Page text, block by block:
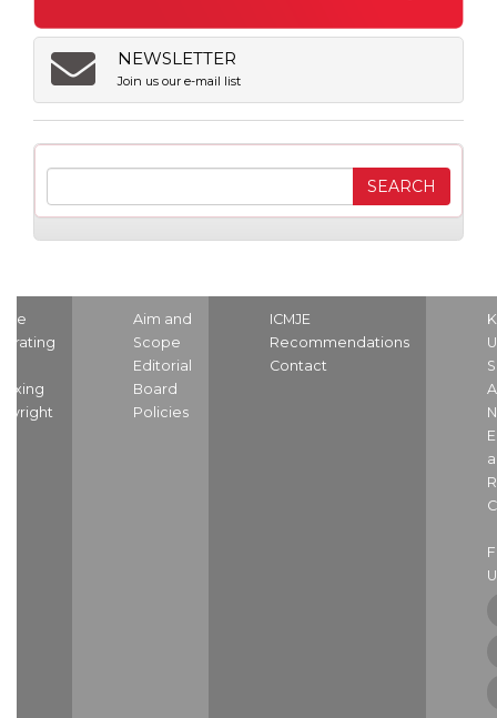
NEWSLETTER
Join us our e-mail list
Aim and
Scope
Editorial
Board
Policies
ICMJE
Recommendations
Contact